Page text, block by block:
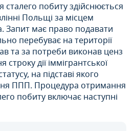
побиту здійснюється
Польщі за місцем
Запит має право подавати
перебуває на території
та за потреби виконав ценз
строку дії іммігрантської
на підставі якого
ППП. Процедура отримання
побиту включає наступні